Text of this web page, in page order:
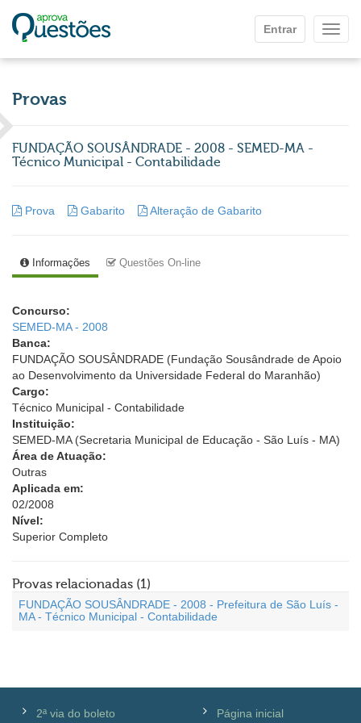
Entrar
Provas
FUNDAÇÃO SOUSÂNDRADE - 2008 - SEMED-MA -
Técnico Municipal - Contabilidade
Prova Gabarito Alteração de Gabarito
Informações Questões On-line
Concurso:
SEMED-MA - 2008
Banca:
FUNDAÇÃO SOUSÂNDRADE (Fundação Sousândrade de Apoio
ao Desenvolvimento da Universidade Federal do Maranhão)
Cargo:
Técnico Municipal - Contabilidade
Instituição:
SEMED-MA (Secretaria Municipal de Educação - São Luís - MA)
Área de Atuação:
Outras
Aplicada em:
02/2008
Nível:
Superior Completo
Provas relacionadas (1)
FUNDAÇÃO SOUSÂNDRADE - 2008 - Prefeitura de São Luís -
MA - Técnico Municipal - Contabilidade
2ª via do boleto Página inicial